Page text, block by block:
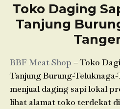
Toko Daging
Tanjung
BBF Meat Shop – Toko
Tanjung Burung-
menjual daging sapi lokal
lihat alamat toko terdekat